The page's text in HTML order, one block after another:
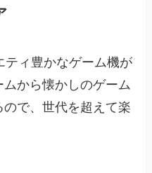
ィ豊かなゲーム機が
から懐かしのゲーム
で、世代を超えて楽